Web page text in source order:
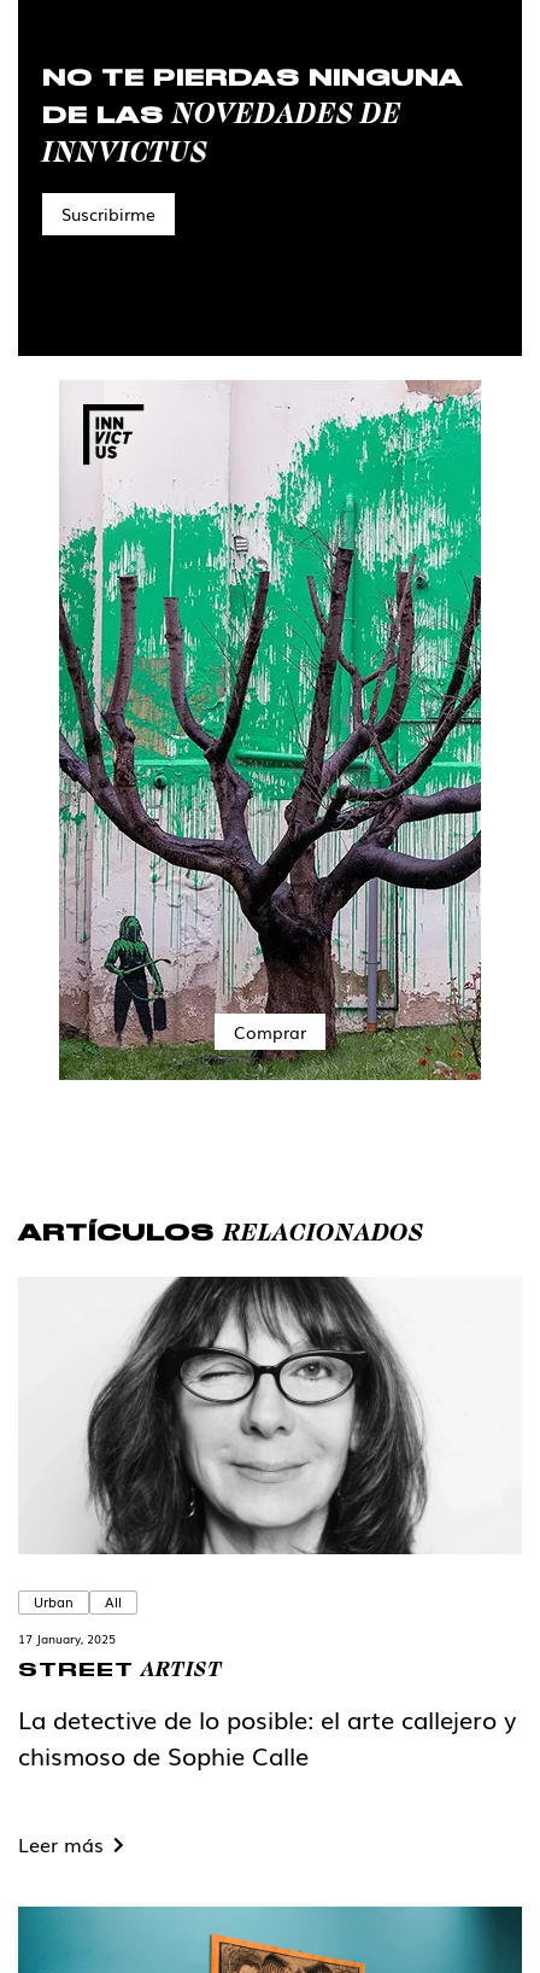
NO TE PIERDAS NINGUNA
DE LAS NOVEDADES DE
INNVICTUS
Suscribirme
Comprar
ARTÍCULOS RELACIONADOS
Urban All
17 January, 2025
STREETARTIST
La detective de lo posible: el arte callejero y
chismoso de Sophie Calle
Leer más